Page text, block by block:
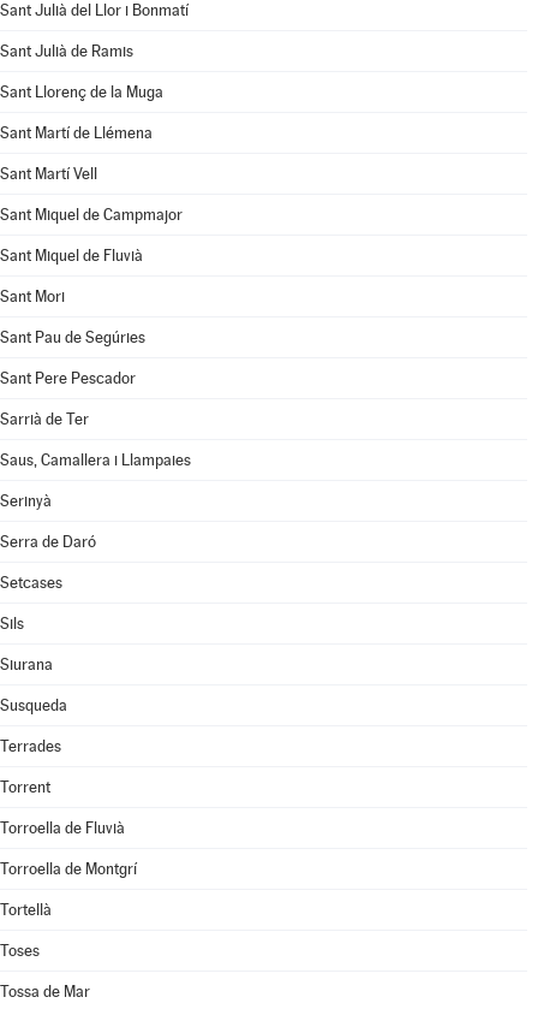
Sant Julià del Llor i Bonmatí
Sant Julià de Ramis
Sant Llorenç de la Muga
Sant Martí de Llémena
Sant Martí Vell
Sant Miquel de Campmajor
Sant Miquel de Fluvià
Sant Mori
Sant Pau de Segúries
Sant Pere Pescador
Sarrià de Ter
Saus, Camallera i Llampaies
Serinyà
Serra de Daró
Setcases
Sils
Siurana
Susqueda
Terrades
Torrent
Torroella de Fluvià
Torroella de Montgrí
Tortellà
Toses
Tossa de Mar